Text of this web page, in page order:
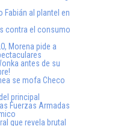
Fabián al plantel en
contra el consumo
Morena pide a
antes de su
se mofa Checo
principal
Fuerzas Armadas
que revela brutal